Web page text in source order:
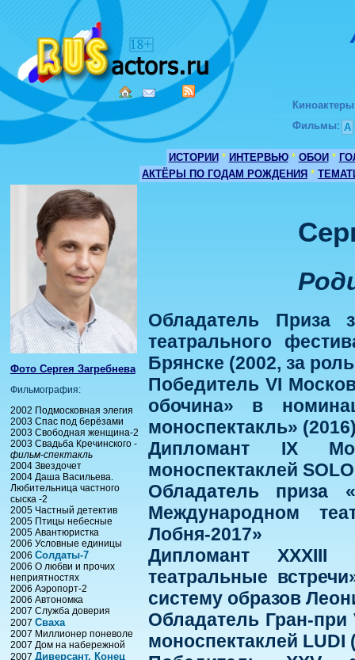
Киноактеры
Фильмы: А
ИСТОРИИ * ИНТЕРВЬЮ * ОБОИ *
АКТЁРЫ ПО ГОДАМ РОЖДЕНИЯ *
Фото Сергея Загребнева
Фильмография:
2002 Подмосковная элегия
2003 Спас под берёзами
2003 Свободная женщина-2
2003 Свадьба Кречинского -
фильм-спектакль
2004 Звездочет
2004 Даша Васильева.
Любительница частного
сыска -2
2005 Частный детектив
2005 Птицы небесные
2005 Авантюристка
2006 Условные единицы
2006 Солдаты-7
2006 О любви и прочих
неприятностях
2006 Аэропорт-2
2006 Автономка
2007 Служба доверия
2007 Сваха
2007 Миллионер поневоле
2007 Дом на набережной
2007 Диверсант. Конец
Обладатель Приза
театрального
Брянске (2002, за
Победитель VI
обочина» в
моноспектакль»
Дипломант IX
моноспектаклей
Обладатель приза
Международном
Лобня-2017»
Дипломант XXXIII
театральные
систему образов
Обладатель Гран-
моноспектаклей LUDI